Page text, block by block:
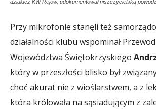
działacz KW Rejów, udokumentował niszczycielską
Przy mikrofonie stanęli też
działalności klubu wspominał
Województwa Świętokrzyskiego
który w przeszłości blisko był
choć akurat nie z wioślarstwem, a z
która królowała na sąsiadującym z